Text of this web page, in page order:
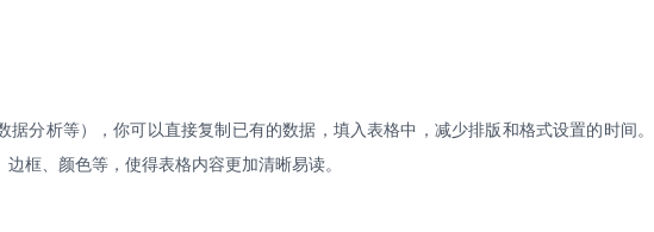
分析等），你可以直接复制已有的数据，填入表格中，减少排版和格式设置的时间。
框、颜色等，使得表格内容更加清晰易读。